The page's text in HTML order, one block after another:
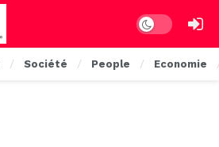
Dark mode
Société People Economie